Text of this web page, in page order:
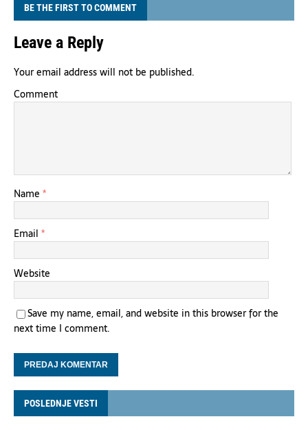
BE THE FIRST TO COMMENT
Leave a Reply
Your email address will not be published.
Comment
Name *
Email *
Website
Save my name, email, and website in this browser for the
next time I comment.
POSLEDNJE VESTI